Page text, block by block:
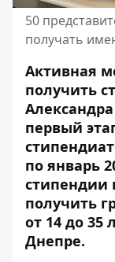
50
получать
Активная
получить
первый
по январь
стипендии
получить
от 14 до
Днепре.